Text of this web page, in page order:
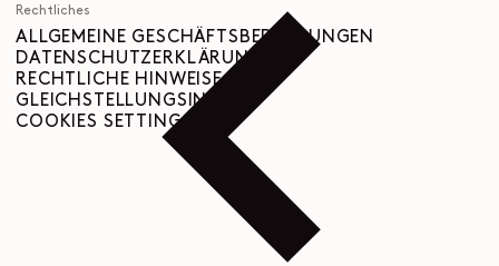
Rechtliches
ALLGEMEINE GESCHÄFTSBEDINGUNGEN
DATENSCHUTZERKLÄRUNG
RECHTLICHE HINWEISE
GLEICHSTELLUNGSINDEX
COOKIES SETTINGS